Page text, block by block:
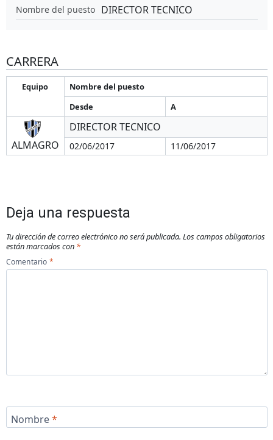
Nombre del puesto DIRECTOR TECNICO
CARRERA
Equipo
Nombre del puesto
Desde
A
ALMAGRO
DIRECTOR TECNICO
02/06/2017 11/06/2017
Deja una respuesta
Tu dirección de correo electrónico no será publicada. Los campos obligatorios
están marcados con *
Comentario *
Nombre*